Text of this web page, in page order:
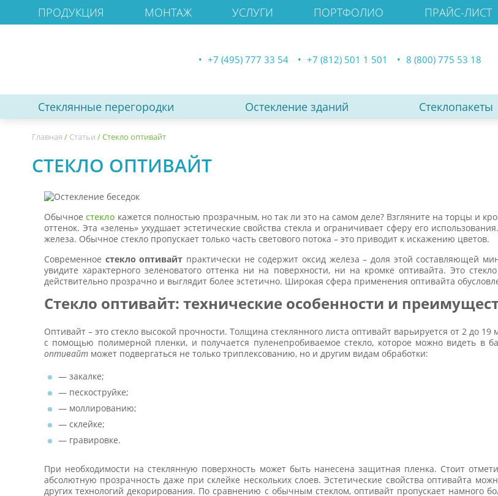
ПРОДУКЦИЯ МОНТАЖ УСЛУГИ ПОРТФОЛИО ПРАЙС-ЛИСТ
+7 (495) 777 33 54 +7 (812) 501 1 501 8 (800) 775 53 18
Стеклянные перегородки Остекление зданий Стеклопакеты
Главная / Статьи /Стекло оптивайт
СТЕКЛО ОПТИВАЙТ
Обычное стекло кажется полностью прозрачным, но так ли это на самом деле? Взгляните на торцы и
оттенок. Эта «зелень» ухудшает эстетические свойства стекла и ограничивает сферу его
железа. Обычное стекло пропускает только часть светового потока – это приводит к искажению цветов.
Современное стекло оптивайт практически не содержит оксид железа – доля этой составляющей
увидите характерного зеленоватого оттенка ни на поверхности, ни на кромке оптивайта. Это
действительно прозрачно и выглядит более эстетично. Широкая сфера применения оптивайта
Стекло оптивайт: технические особенности и
Оптивайт – это стекло высокой прочности. Толщина стеклянного листа оптивайт варьируется от 2 до
с помощью полимерной пленки, и получается пуленепробиваемое стекло, которое можно видеть в
оптивайт может подвергаться не только триплексованию, но и другим видам обработки:
— закалке;
— пескоструйке;
— моллированию;
— склейке;
— гравировке.
При необходимости на стеклянную поверхность может быть нанесена защитная пленка. Стоит
абсолютную прозрачность даже при склейке нескольких слоев. Эстетические свойства оптивайта
других технологий декорирования. По сравнению с обычным стеклом, оптивайт пропускает намного